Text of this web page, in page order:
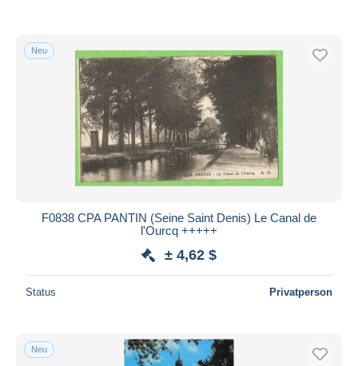
Neu
F0838 CPA PANTIN (Seine Saint Denis) Le Canal de
l'Ourcq +++++
± 4,62 $
Status Privatperson
Neu